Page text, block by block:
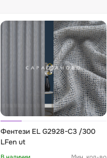
Фентези EL G2928-C3 /300
LFen ut